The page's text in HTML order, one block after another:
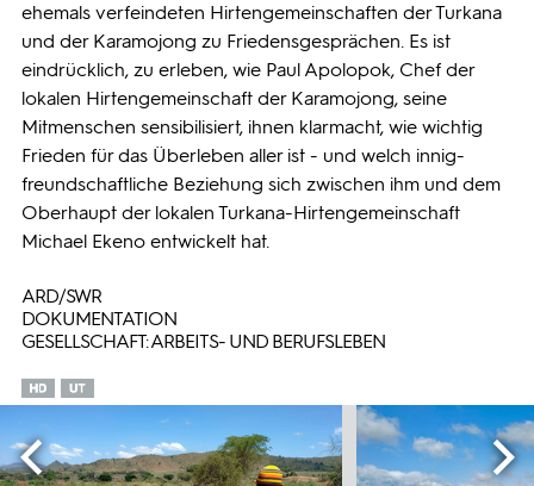
ehemals verfeindeten Hirtengemeinschaften der Turkana
und der Karamojong zu Friedensgesprächen. Es ist
eindrücklich, zu erleben, wie Paul Apolopok, Chef der
lokalen Hirtengemeinschaft der Karamojong, seine
Mitmenschen sensibilisiert, ihnen klarmacht, wie wichtig
Frieden für das Überleben aller ist - und welch innig-
freundschaftliche Beziehung sich zwischen ihm und dem
Oberhaupt der lokalen Turkana-Hirtengemeinschaft
Michael Ekeno entwickelt hat.
ARD/SWR
DOKUMENTATION
GESELLSCHAFT: ARBEITS- UND BERUFSLEBEN